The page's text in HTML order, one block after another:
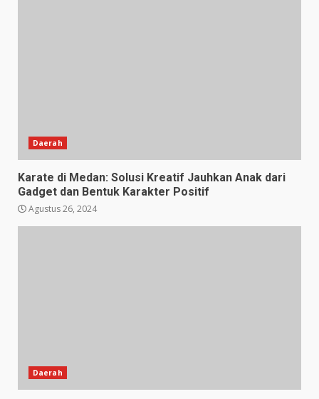
Daerah
Karate di Medan: Solusi Kreatif Jauhkan Anak dari
Gadget dan Bentuk Karakter Positif
Agustus 26, 2024
Daerah